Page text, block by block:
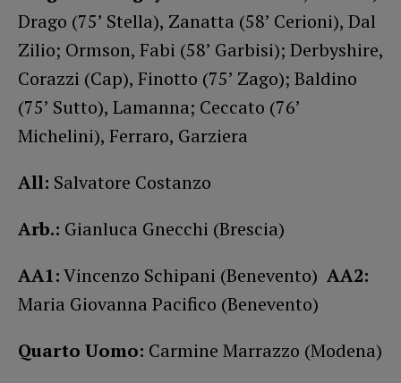
Drago (75’ Stella), Zanatta (58’ Cerioni), Dal
Zilio; Ormson, Fabi (58’ Garbisi); Derbyshire,
Corazzi (Cap), Finotto (75’ Zago); Baldino
(75’ Sutto), Lamanna; Ceccato (76’
Michelini), Ferraro, Garziera
All: Salvatore Costanzo
Arb.: Gianluca Gnecchi (Brescia)
AA1:Vincenzo Schipani (Benevento) AA2:
Maria Giovanna Pacifico (Benevento)
Quarto Uomo: Carmine Marrazzo (Modena)